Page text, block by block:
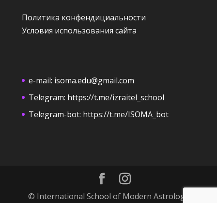
Политика конфендициальности
Условия использования сайта
e-mail: isoma.edu@gmail.com
Telegram: https://t.me/izraitel_school
Telegram-bot: https://t.me/ISOMA_bot
© International School of Modern Astrology